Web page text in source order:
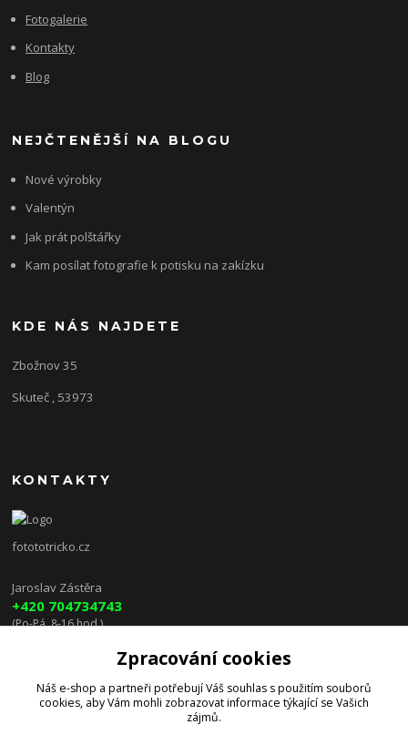
Fotogalerie
Kontakty
Blog
NEJČTENĚJŠÍ NA BLOGU
Nové výrobky
Valentýn
Jak prát polštářky
Kam posílat fotografie k potisku na zakízku
KDE NÁS NAJDETE
Zbožnov 35
Skuteč , 53973
KONTAKTY
fotototricko.cz
Jaroslav Zástěra
+420 704734743
(Po-Pá, 8-16 hod.)
lenkazasterova@centrum.cz
Zpracování cookies
Náš e-shop a partneři potřebují Váš souhlas s použitím souborů
cookies, aby Vám mohli zobrazovat informace týkající se Vašich
zájmů.